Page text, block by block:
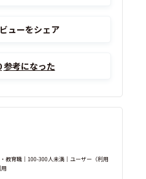
ューをシェア
参考になった
教育職｜100-300人未満｜ユーザー（利用